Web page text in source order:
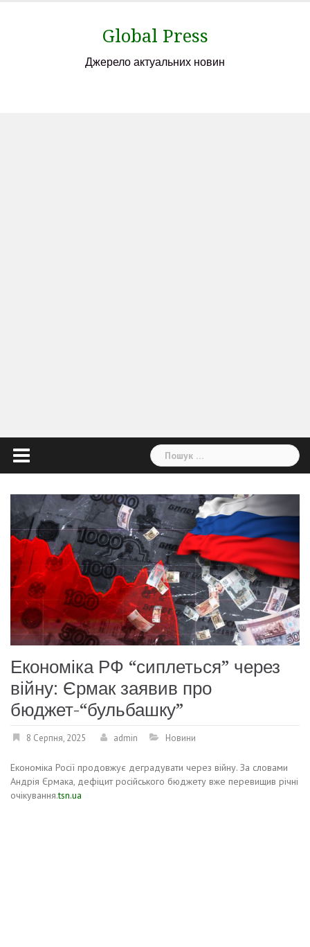
Global Press
Джерело актуальних новин
Пошук:
Економіка РФ “сиплеться” через
війну: Єрмак заявив про
бюджет-“бульбашку”
8 Серпня, 2025 admin Новини
Економіка Росії продовжує деградувати через війну. За словами
Андрія Єрмака, дефіцит російського бюджету вже перевищив річні
очікування.tsn.ua